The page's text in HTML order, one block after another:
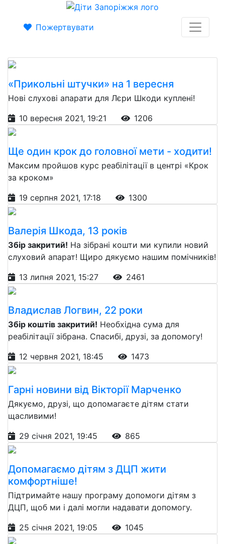
Пожертвувати
«Прикольні штучки» на 1 вересня
Нові слухові апарати для Лєри Шкоди куплені!
10 вересня 2021, 19:21
1206
Ще один крок до головної мети - ходити!
Максим пройшов курс реабілітації в центрі «Крок
за кроком»
19 серпня 2021, 17:18
1300
Валерія Шкода, 13 років
Збір закритий! На зібрані кошти ми купили новий
слуховий апарат! Щиро дякуємо нашим помічників!
13 липня 2021, 15:27
2461
Владислав Логвин, 22 роки
Збір коштів закритий! Необхідна сума для
реабілітації зібрана. Спасибі, друзі, за допомогу!
12 червня 2021, 18:45
1473
Гарні новини від Вікторії Марченко
Дякуємо, друзі, що допомагаєте дітям стати
щасливими!
29 січня 2021, 19:45
865
Допомагаємо дітям з ДЦП жити
комфортніше!
Підтримайте нашу програму допомоги дітям з
ДЦП, щоб ми і далі могли надавати допомогу.
25 січня 2021, 19:05
1045